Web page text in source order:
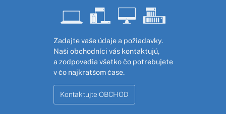
Zadajte vaše údaje a požiadavky.
Naši obchodníci vás kontaktujú,
a zodpovedia všetko čo potrebujete
v čo najkratšom čase.
Kontaktujte OBCHOD